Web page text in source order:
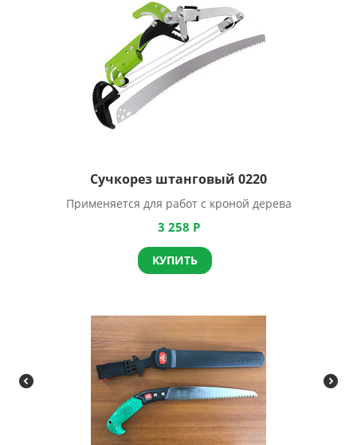
Сучкорез штанговый 0220
Применяется для работ с кроной дерева
3 258 Р
КУПИТЬ